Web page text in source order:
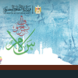
Skip to main content